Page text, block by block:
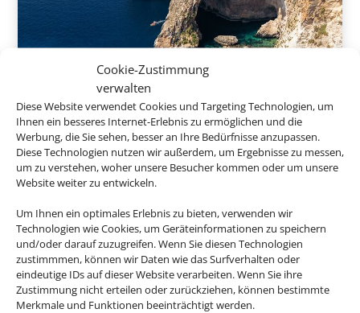
Cookie-Zustimmung
verwalten
Diese Website verwendet Cookies und Targeting Technologien, um
Ihnen ein besseres Internet-Erlebnis zu ermöglichen und die
Werbung, die Sie sehen, besser an Ihre Bedürfnisse anzupassen.
Diese Technologien nutzen wir außerdem, um Ergebnisse zu messen,
um zu verstehen, woher unsere Besucher kommen oder um unsere
Website weiter zu entwickeln.
Um Ihnen ein optimales Erlebnis zu bieten, verwenden wir
Technologien wie Cookies, um Geräteinformationen zu speichern
und/oder darauf zuzugreifen. Wenn Sie diesen Technologien
zustimmmen, können wir Daten wie das Surfverhalten oder
eindeutige IDs auf dieser Website verarbeiten. Wenn Sie ihre
Zustimmung nicht erteilen oder zurückziehen, können bestimmte
Merkmale und Funktionen beeinträchtigt werden.
8 Tage inkl. Frühstück
De Rohan B&B
Zebbug, Malta
ab 538 € p.P.